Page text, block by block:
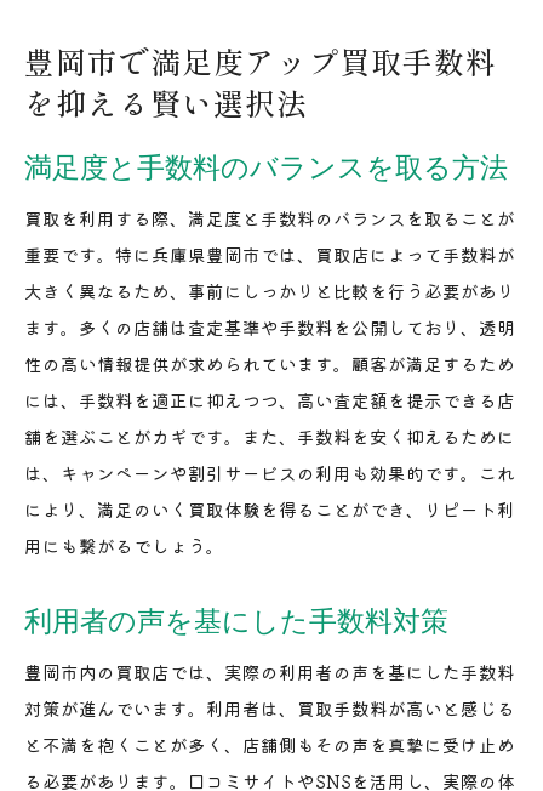
豊岡市で満足度アップ買取手数料
を抑える賢い選択法
満足度と手数料のバランスを取る方法
買取を利用する際、満足度と手数料のバランスを取ることが
重要です。特に兵庫県豊岡市では、買取店によって手数料が
大きく異なるため、事前にしっかりと比較を行う必要があり
ます。多くの店舗は査定基準や手数料を公開しており、透明
性の高い情報提供が求められています。顧客が満足するため
には、手数料を適正に抑えつつ、高い査定額を提示できる店
舗を選ぶことがカギです。また、手数料を安く抑えるために
は、キャンペーンや割引サービスの利用も効果的です。これ
により、満足のいく買取体験を得ることができ、リピート利
用にも繋がるでしょう。
利用者の声を基にした手数料対策
豊岡市内の買取店では、実際の利用者の声を基にした手数料
対策が進んでいます。利用者は、買取手数料が高いと感じる
と不満を抱くことが多く、店舗側もその声を真摯に受け止め
る必要があります。口コミサイトやSNSを活用し、実際の体